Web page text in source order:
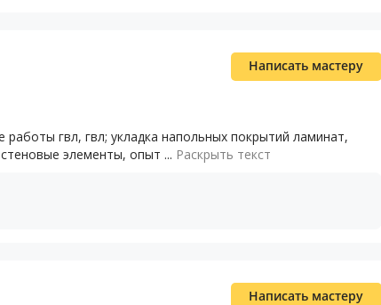
Написать мастеру
гвл, гвл; укладка напольных покрытий ламинат,
элементы, опыт ... Раскрыть текст
Написать мастеру